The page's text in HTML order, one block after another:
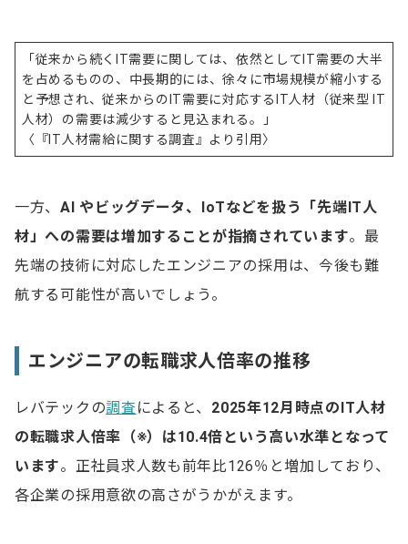
Q.エンジニアの採用を成功させるにはどうすれば良
い？
「従来から続くIT需要に関しては、依然としてIT需要の大半
を占めるものの、中長期的には、徐々に市場規模が縮小する
と予想され、従来からのIT需要に対応するIT人材（従来型 IT
人材）の需要は減少すると見込まれる。」
〈『IT人材需給に関する調査』より引用〉
一方、AI やビッグデータ、IoTなどを扱う「先端IT人
材」への需要は増加することが指摘されています。最
先端の技術に対応したエンジニアの採用は、今後も難
航する可能性が高いでしょう。
エンジニアの転職求人倍率の推移
レバテックの調査によると、 2025年12月時点のIT人材
の転職求人倍率（※）は10.4倍という高い水準となって
います。正社員求人数も前年比126％と増加しており、
各企業の採用意欲の高さがうかがえます。